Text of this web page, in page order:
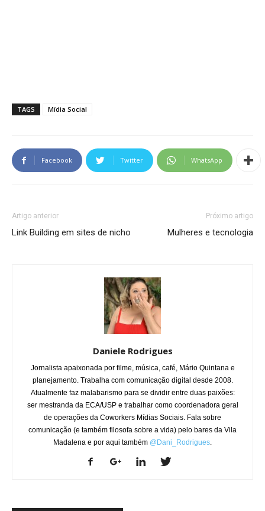
TAGS Mídia Social
Facebook Twitter WhatsApp
Artigo anterior
Link Building em sites de nicho
Próximo artigo
Mulheres e tecnologia
Daniele Rodrigues
Jornalista apaixonada por filme, música, café, Mário Quintana e
planejamento. Trabalha com comunicação digital desde 2008.
Atualmente faz malabarismo para se dividir entre duas paixões:
ser mestranda da ECA/USP e trabalhar como coordenadora geral
de operações da Coworkers Mídias Sociais. Fala sobre
comunicação (e também filosofa sobre a vida) pelo bares da Vila
Madalena e por aqui também @Dani_Rodrigues.